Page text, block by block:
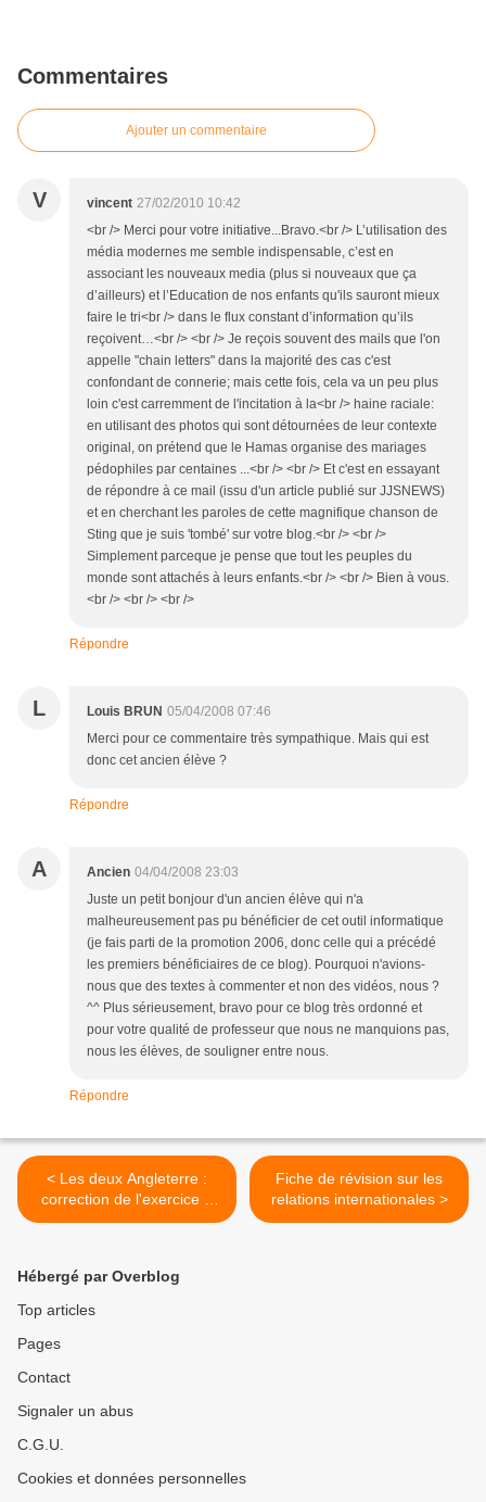
Commentaires
Ajouter un commentaire
V vincent 27/02/2010 10:42
<br /> Merci pour votre initiative...Bravo.<br /> L’utilisation des
média modernes me semble indispensable, c’est en
associant les nouveaux media (plus si nouveaux que ça
d’ailleurs) et l’Education de nos enfants qu'ils sauront mieux
faire le tri<br /> dans le flux constant d’information qu’ils
reçoivent…<br /> <br /> Je reçois souvent des mails que l'on
appelle "chain letters" dans la majorité des cas c'est
confondant de connerie; mais cette fois, cela va un peu plus
loin c'est carremment de l'incitation à la<br /> haine raciale:
en utilisant des photos qui sont détournées de leur contexte
original, on prétend que le Hamas organise des mariages
pédophiles par centaines ...<br /> <br /> Et c'est en essayant
de répondre à ce mail (issu d'un article publié sur JJSNEWS)
et en cherchant les paroles de cette magnifique chanson de
Sting que je suis 'tombé' sur votre blog.<br /> <br />
Simplement parceque je pense que tout les peuples du
monde sont attachés à leurs enfants.<br /> <br /> Bien à vous.
<br /> <br /> <br />
Répondre
L Louis BRUN 05/04/2008 07:46
Merci pour ce commentaire très sympathique. Mais qui est
donc cet ancien élève ?
Répondre
A Ancien 04/04/2008 23:03
Juste un petit bonjour d'un ancien élève qui n'a
malheureusement pas pu bénéficier de cet outil informatique
(je fais parti de la promotion 2006, donc celle qui a précédé
les premiers bénéficiaires de ce blog). Pourquoi n'avions-
nous que des textes à commenter et non des vidéos, nous ?
^^ Plus sérieusement, bravo pour ce blog très ordonné et
pour votre qualité de professeur que nous ne manquions pas,
nous les élèves, de souligner entre nous.
Répondre
< Les deux Angleterre :
correction de l'exercice A
(bac blanc 1ière)
Fiche de révision sur les
relations internationales >
Hébergé par Overblog
Top articles
Pages
Contact
Signaler un abus
C.G.U.
Cookies et données personnelles